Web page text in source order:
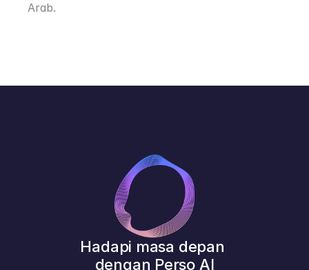
Arab.
Hadapi masa depan
dengan Perso AI